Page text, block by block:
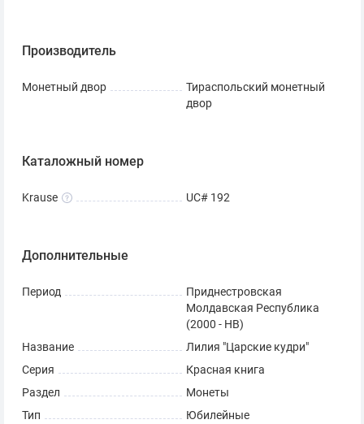
Производитель
Монетный двор
Тираспольский монетный
двор
Каталожный номер
Krause UC# 192
Дополнительные
Период
Приднестровская
Молдавская Республика
(2000 - НВ)
Название
Лилия "Царские кудри"
Серия
Красная книга
Раздел
Монеты
Тип
Юбилейные